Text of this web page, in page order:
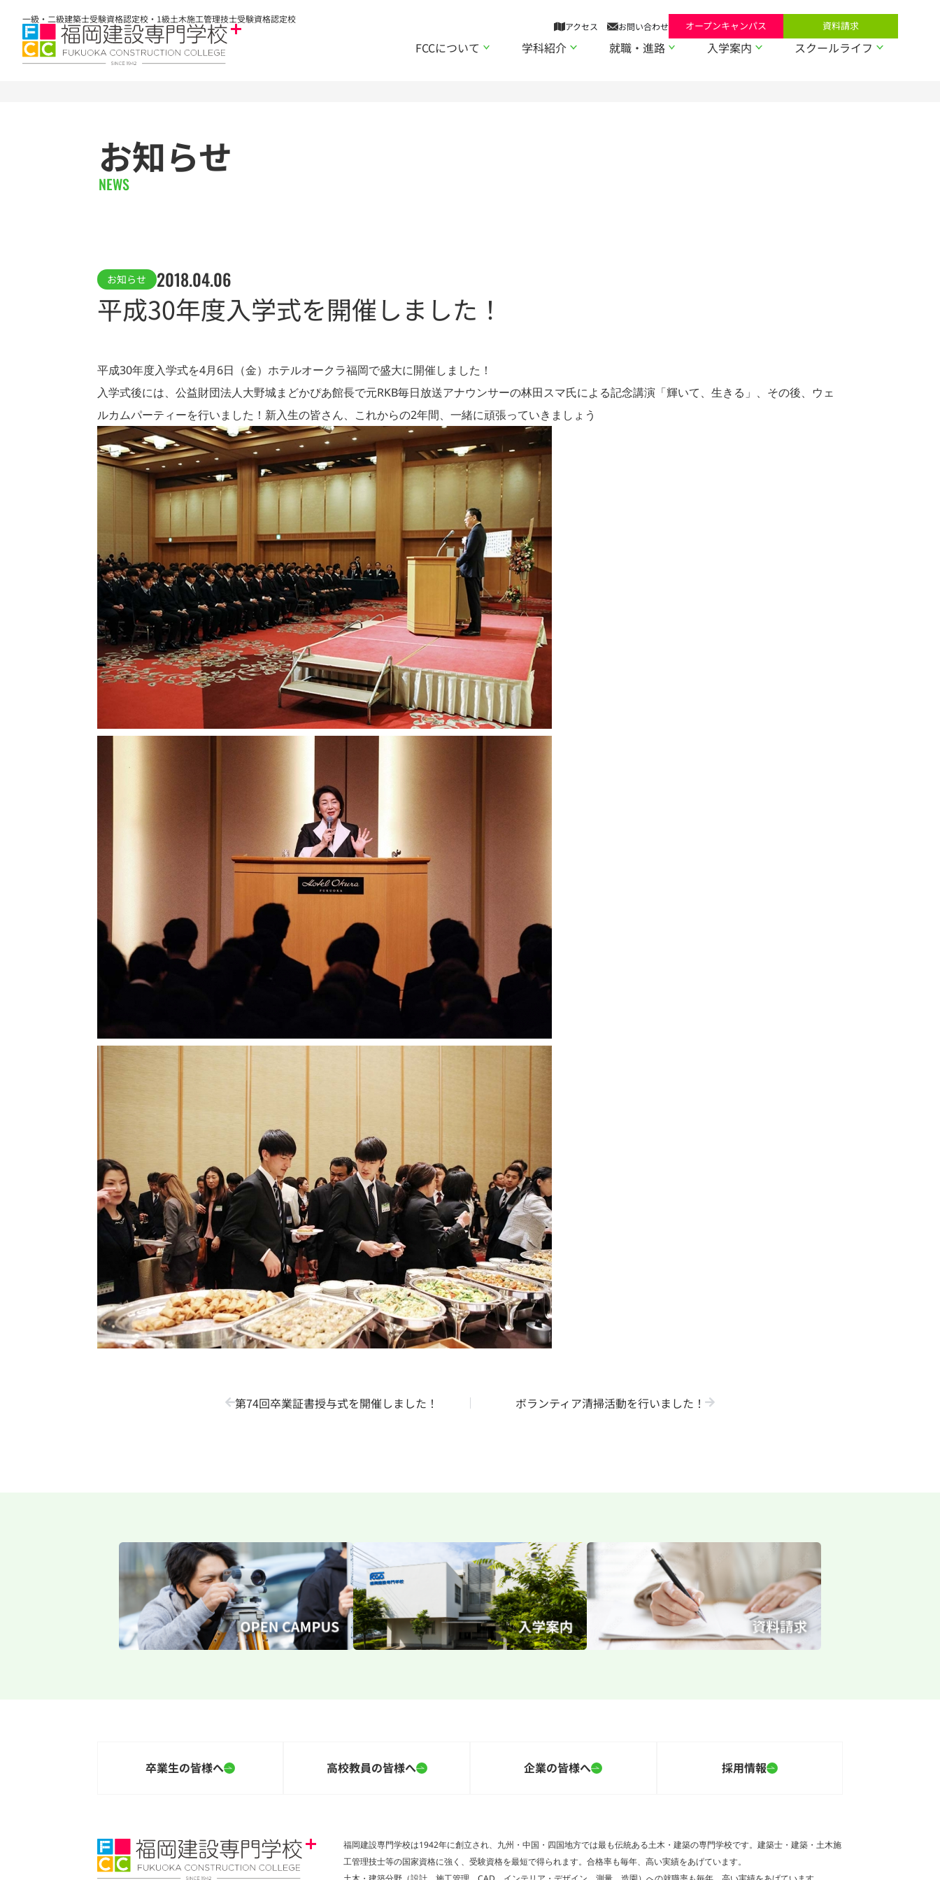
一級・二級建築士受験資格認定校・1級土木施工管理技士受験資格認定校
アクセス お問い合わせ オープンキャンパス 資料請求
FCCについて 学科紹介 就職・進路 入学案内 スクールライフ
お知らせ
NEWS
お知らせ 2018.04.06
平成30年度入学式を開催しました！
平成30年度入学式を4月6日（金）ホテルオークラ福岡で盛大に開催しました！
入学式後には、公益財団法人大野城まどかぴあ館長で元RKB毎日放送アナウンサーの林田スマ氏による記念講演「輝いて、生きる」、その後、ウェ
ルカムパーティーを行いました！新入生の皆さん、これからの2年間、一緒に頑張っていきましょう
第74回卒業証書授与式を開催しました！ ボランティア清掃活動を行いました！
卒業生の皆様へ 高校教員の皆様へ 企業の皆様へ 採用情報
福岡建設専門学校は1942年に創立され、九州・中国・四国地方では最も伝統ある土木・建築の専門学校です。建築士・建築・土木施
工管理技士等の国家資格に強く、受験資格を最短で得られます。合格率も毎年、高い実績をあげています。